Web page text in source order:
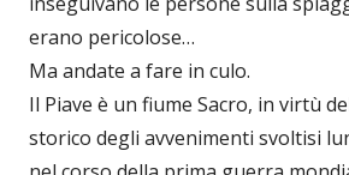
erano pericolose…
Ma andate a fare in culo.
Il Piave è un fiume Sacro, in virtù
storico degli avvenimenti svoltisi